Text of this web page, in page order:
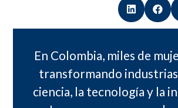
 
En Colombia, miles de
transformando industrias
ciencia, la tecnología y la